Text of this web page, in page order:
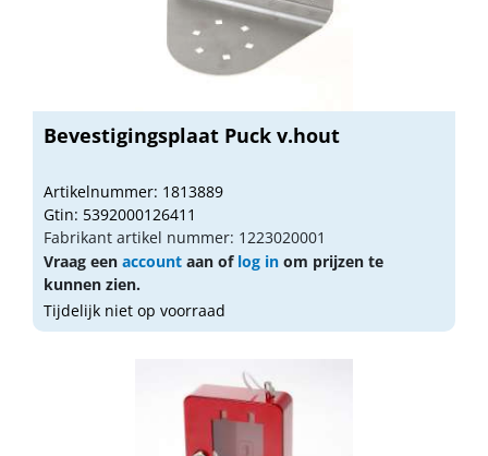
Bevestigingsplaat Puck v.hout
Artikelnummer: 1813889
Gtin: 5392000126411
Fabrikant artikel nummer: 1223020001
Vraag een account aan of log in om prijzen te
kunnen zien.
Tijdelijk niet op voorraad